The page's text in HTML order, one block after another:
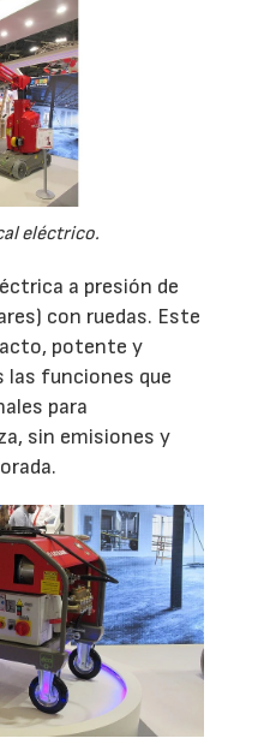
eléctrico.
a presión de
con ruedas. Este
potente y
las funciones que
para
sin emisiones y